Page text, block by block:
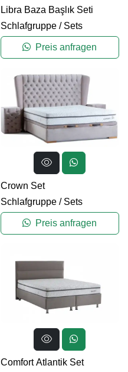
Libra Baza Başlık Seti
Schlafgruppe/ Sets
Preis anfragen
Crown Set
Schlafgruppe/ Sets
Preis anfragen
Comfort Atlantik Set